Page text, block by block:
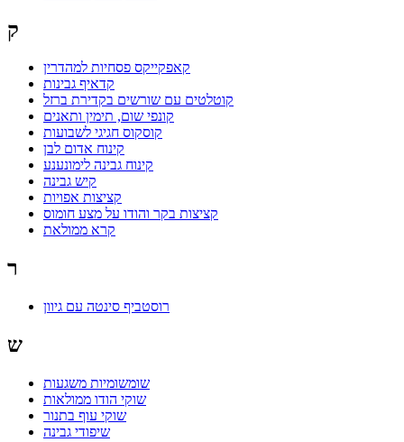
ק
קאפקייקס פסחיות למהדרין
קדאיף גבינות
קוטלטים עם שורשים בקדירת ברזל
קונפי שום, תימין ותאנים
קוסקוס חגיגי לשבועות
קינוח אדום לבן
קינוח גבינה לימונענע
קיש גבינה
קציצות אפויות
קציצות בקר והודו על מצע חומוס
קרא ממולאת
ר
רוסטביף סינטה עם גיוון
ש
שומשומיות משגעות
שוקי הודו ממולאות
שוקי עוף בתנור
שיפודי גבינה